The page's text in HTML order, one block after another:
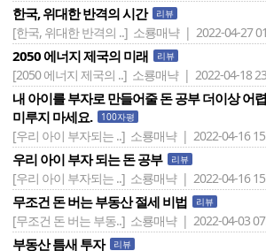
한국, 위대한 반격의 시간 리뷰
[한국, 위대한 반격의 ..] 소룡매냑 | 2022-04-27
2050 에너지 제국의 미래 리뷰
[2050 에너지 제국의 ..] 소룡매냑 | 2022-04-18
내 아이를 부자로 만들어줄 돈 공부 더이상 어
미루지 마세요.
100자평
[우리 아이 부자되는 ..] 소룡매냑 | 2022-04-16
우리 아이 부자 되는 돈 공부 리뷰
[우리 아이 부자되는 ..] 소룡매냑 | 2022-04-16
무조건 돈 버는 부동산 절세 비법 리뷰
[무조건 돈 버는 부동..] 소룡매냑 | 2022-04-03
부동산 틈새 투자 리뷰